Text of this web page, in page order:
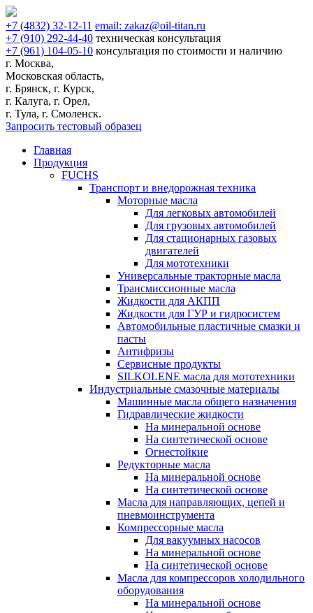
+7 (4832) 32-12-11 email: zakaz@oil-titan.ru
+7 (910) 292-44-40 техническая консультация
+7 (961) 104-05-10 консультация по стоимости и наличию
г. Москва,
Московская область,
г. Брянск, г. Курск,
г. Калуга, г. Орел,
г. Тула, г. Смоленск.
Запросить тестовый образец
Главная
Продукция
FUCHS
Транспорт и внедорожная техника
Моторные масла
Для легковых автомобилей
Для грузовых автомобилей
Для стационарных газовых
двигателей
Для мототехники
Универсальные тракторные масла
Трансмиссионные масла
Жидкости для АКПП
Жидкости для ГУР и гидросистем
Автомобильные пластичные смазки и
пасты
Антифризы
Сервисные продукты
SILKOLENE масла для мототехники
Индустриальные смазочные материалы
Машинные масла общего назначения
Гидравлические жидкости
На минеральной основе
На синтетической основе
Огнестойкие
Редукторные масла
На минеральной основе
На синтетической основе
Масла для направляющих, цепей и
пневмоинструмента
Компрессорные масла
Для вакуумных насосов
На минеральной основе
На синтетической основе
Масла для компрессоров холодильного
оборудования
На минеральной основе